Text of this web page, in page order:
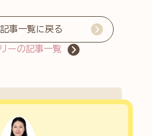
事一覧に戻る
ーの記事一覧